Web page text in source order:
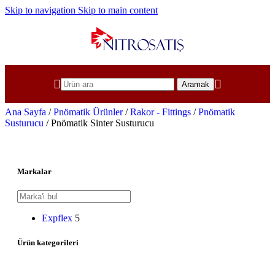
Skip to navigation Skip to main content
Aramak
Ana Sayfa / Pnömatik Ürünler/ Rakor - Fittings / Pnömatik
Susturucu / Pnömatik Sinter Susturucu
Markalar
Expflex 5
Ürün kategorileri